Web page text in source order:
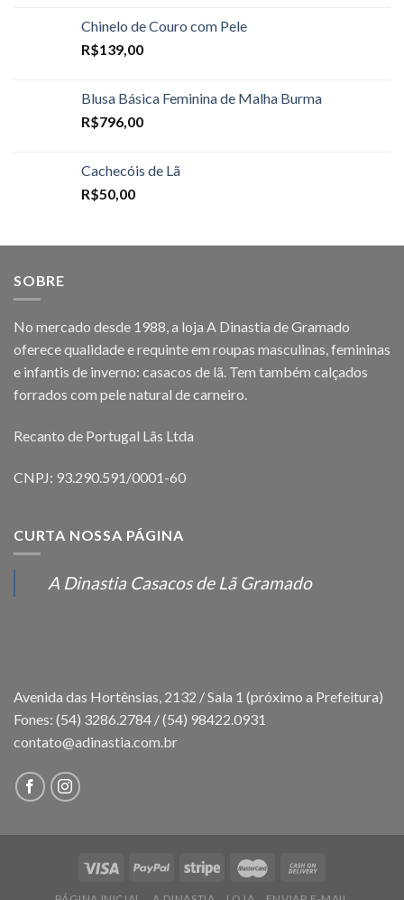
Chinelo de Couro com Pele
R$139,00
Blusa Básica Feminina de Malha Burma
R$796,00
Cachecóis de Lã
R$50,00
SOBRE
No mercado desde 1988, a loja A Dinastia de Gramado
oferece qualidade e requinte em roupas masculinas, femininas
e infantis de inverno: casacos de lã. Tem também calçados
forrados com pele natural de carneiro.
Recanto de Portugal Lãs Ltda
CNPJ: 93.290.591/0001-60
CURTA NOSSA PÁGINA
A Dinastia Casacos de Lã Gramado
Avenida das Hortênsias, 2132 / Sala 1 (próximo a Prefeitura)
Fones: (54) 3286.2784 / (54) 98422.0931
contato@adinastia.com.br